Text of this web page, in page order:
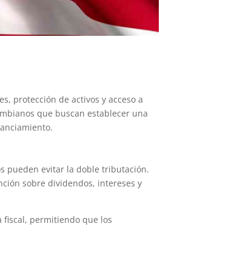
protección de activos y acceso a
que buscan establecer una
pueden evitar la doble tributación.
sobre dividendos, intereses y
fiscal, permitiendo que los